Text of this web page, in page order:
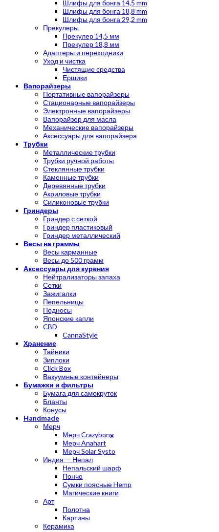
Шлифы для бонга 14,5 mm
Шлифы для бонга 18,8 mm
Шлифы для бонга 29,2 mm
Прекулеры
Прекулер 14,5 мм
Прекулер 18,8 мм
Адаптеры и переходники
Уход и чистка
Чистящие средства
Ершики
Вапорайзеры
Портативные вапорайзеры
Стационарные вапорайзеры
Электронные вапорайзеры
Вапорайзер для масла
Механические вапорайзеры
Аксессуары для вапорайзера
Трубки
Металлические трубки
Трубки ручной работы
Стеклянные трубки
Каменные трубки
Деревянные трубки
Акриловые трубки
Силиконовые трубки
Гриндеры
Гриндер с сеткой
Гриндер пластиковый
Гриндер металлический
Весы на граммы
Весы карманные
Весы до 500 грамм
Аксессуары для курения
Нейтрализаторы запаха
Сетки
Зажигалки
Пепельницы
Подносы
Японские капли
CBD
CannaStyle
Хранение
Тайники
Зиплоки
Click Box
Вакуумные контейнеры
Бумажки и фильтры
Бумага для самокруток
Бланты
Конусы
Handmade
Мерч
Мерч Crazybong
Мерч Anahart
Мерч Solar Systo
Индия — Непал
Непальский шарф
Пончо
Сумки поясные Hemp
Магические книги
Арт
Полотна
Картины
Керамика